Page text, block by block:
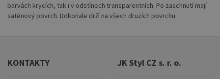
barvách krycích, tak i v odstínech transparentních. Po zaschnutí mají
saténový povrch. Dokonale drží na všech druzích povrchu.
KONTAKTY JK Styl CZ s. r. o.